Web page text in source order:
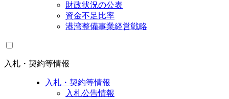
財政状況の公表
資金不足比率
港湾整備事業経営戦略
入札・契約等情報
入札・契約等情報
入札公告情報